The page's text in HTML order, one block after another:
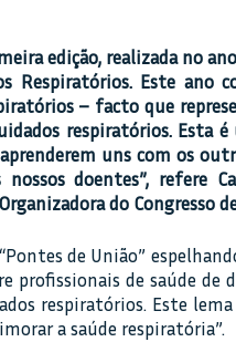
edição, realizada no
Respiratórios. Este ano
– facto que
respiratórios. Esta
uns com os
doentes”, refere
do Congresso
de União”
profissionais de saúde de
respiratórios. Este
a saúde respiratória”.